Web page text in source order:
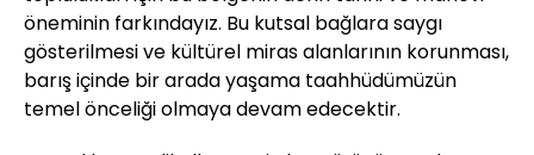
öneminin farkındayız. Bu kutsal bağlara saygı
gösterilmesi ve kültürel miras alanlarının korunması,
barış içinde bir arada yaşama taahhüdümüzün
temel önceliği olmaya devam edecektir.